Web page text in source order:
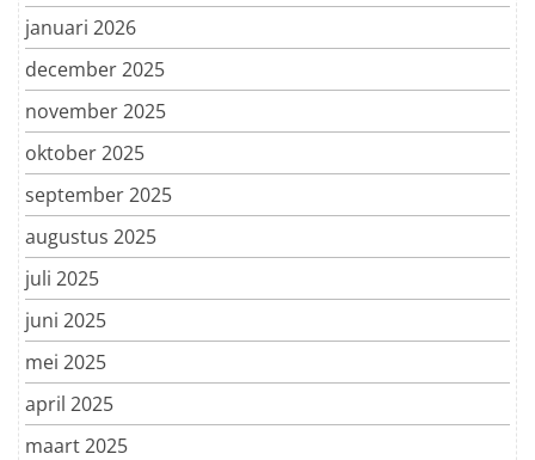
januari 2026
december 2025
november 2025
oktober 2025
september 2025
augustus 2025
juli 2025
juni 2025
mei 2025
april 2025
maart 2025